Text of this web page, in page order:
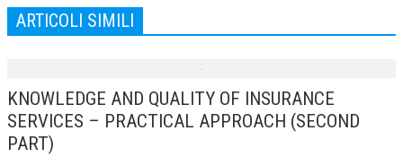
ARTICOLI SIMILI
KNOWLEDGE AND QUALITY OF INSURANCE
SERVICES – PRACTICAL APPROACH (SECOND
PART)